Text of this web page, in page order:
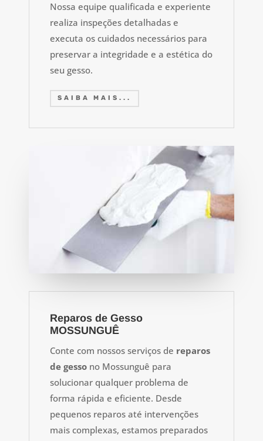
Nossa equipe qualificada e experiente
realiza inspeções detalhadas e
executa os cuidados necessários para
preservar a integridade e a estética do
seu gesso.
SAIBA MAIS...
Reparos de Gesso
MOSSUNGUÊ
Conte com nossos serviços de reparos
de gesso no Mossunguê para
solucionar qualquer problema de
forma rápida e eficiente. Desde
pequenos reparos até intervenções
mais complexas, estamos preparados